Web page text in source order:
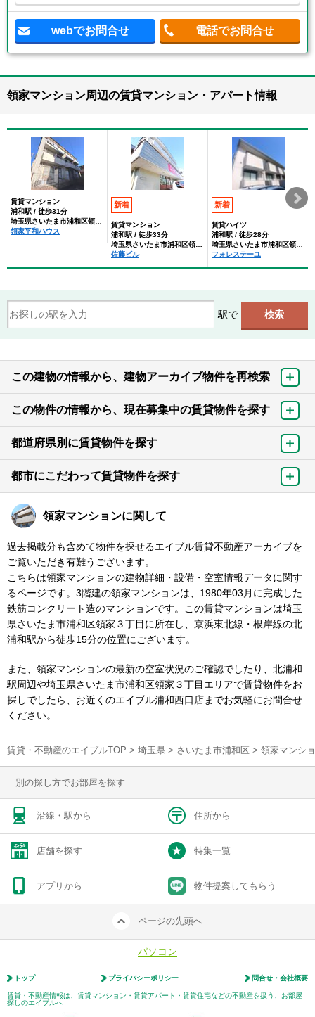
webでお問合せ 電話でお問合せ
領家マンション周辺の賃貸マンション・アパート情報
賃貸マンション
浦和駅 / 徒歩31分
埼玉県さいたま市浦和区領家２丁目
領家平和ハウス
新着
賃貸マンション
浦和駅 / 徒歩33分
埼玉県さいたま市浦和区領家５丁目
佐藤ビル
新着
賃貸ハイツ
浦和駅 / 徒歩28分
埼玉県さいたま市浦和区領家２丁目
フォレステーユ
駅で
この建物の情報から、建物アーカイブ物件を再検索
この物件の情報から、現在募集中の賃貸物件を探す
都道府県別に賃貸物件を探す
都市にこだわって賃貸物件を探す
領家マンションに関して
過去掲載分も含めて物件を探せるエイブル賃貸不動産アーカイブを
ご覧いただき有難うございます。
こちらは領家マンションの建物詳細・設備・空室情報データに関す
るページです。3階建の領家マンションは、1980年03月に完成した
鉄筋コンクリート造のマンションです。この賃貸マンションは埼玉
県さいたま市浦和区領家３丁目に所在し、京浜東北線・根岸線の北
浦和駅から徒歩15分の位置にございます。
また、領家マンションの最新の空室状況のご確認でしたり、北浦和
駅周辺や埼玉県さいたま市浦和区領家３丁目エリアで賃貸物件をお
探しでしたら、お近くのエイブル浦和西口店までお気軽にお問合せ
ください。
賃貸・不動産のエイブルTOP > 埼玉県 > さいたま市浦和区 > 領家マンシ
別の探し方でお部屋を探す
沿線・駅から 住所から
店舗を探す 特集一覧
アプリから 物件提案してもらう
ページの先頭へ
パソコン
トップ プライバシーポリシー 問合せ・会社概要
賃貸・不動産情報は、賃貸マンション・賃貸アパート・賃貸住宅などの不動産を扱う、お部屋
探しのエイブルへ